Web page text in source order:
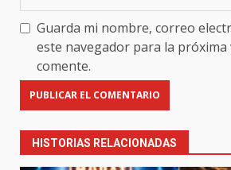
Guarda mi nombre, correo
este navegador para la próxima
comente.
HISTORIAS RELACIONADAS